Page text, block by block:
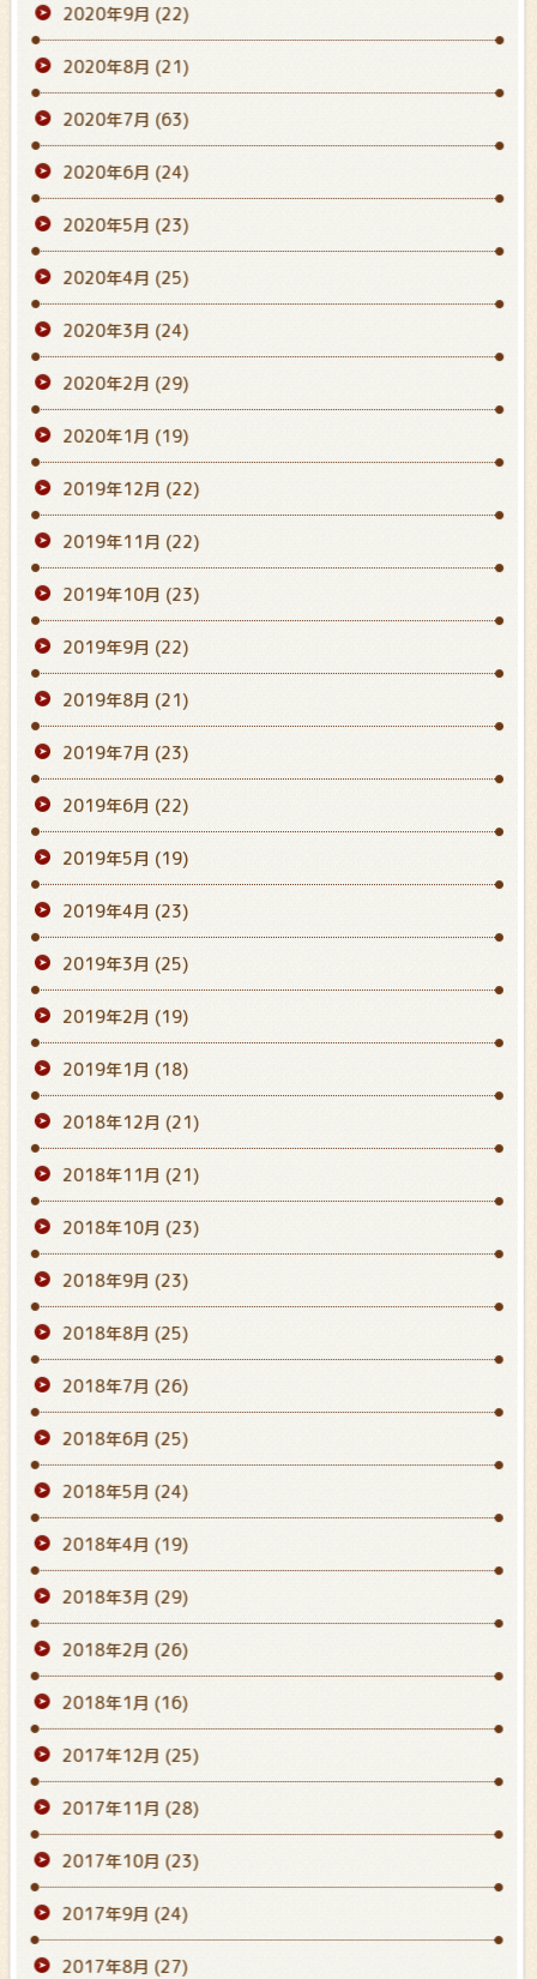
2020年9月 (22)
2020年8月 (21)
2020年7月 (63)
2020年6月 (24)
2020年5月 (23)
2020年4月 (25)
2020年3月 (24)
2020年2月 (29)
2020年1月 (19)
2019年12月 (22)
2019年11月 (22)
2019年10月 (23)
2019年9月 (22)
2019年8月 (21)
2019年7月 (23)
2019年6月 (22)
2019年5月 (19)
2019年4月 (23)
2019年3月 (25)
2019年2月 (19)
2019年1月 (18)
2018年12月 (21)
2018年11月 (21)
2018年10月 (23)
2018年9月 (23)
2018年8月 (25)
2018年7月 (26)
2018年6月 (25)
2018年5月 (24)
2018年4月 (19)
2018年3月 (29)
2018年2月 (26)
2018年1月 (16)
2017年12月 (25)
2017年11月 (28)
2017年10月 (23)
2017年9月 (24)
2017年8月 (27)